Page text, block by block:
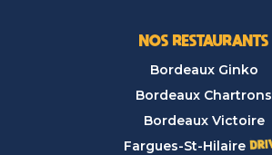
NOS RESTAURANTS
Bordeaux Ginko
Bordeaux Chartrons
Bordeaux Victoire
Fargues-St-Hilaire